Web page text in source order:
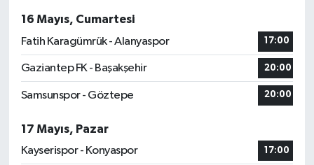
16 Mayıs, Cumartesi
Fatih Karagümrük - Alanyaspor
17:00
Gaziantep FK - Başakşehir 20:00
Samsunspor - Göztepe 20:00
17 Mayıs, Pazar
Kayserispor - Konyaspor
17:00